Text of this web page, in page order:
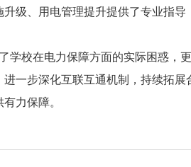
级、用电管理提升提供了专业指导
校在电力保障方面的实际困惑，
一步深化互联互通机制，持续拓展
力保障。